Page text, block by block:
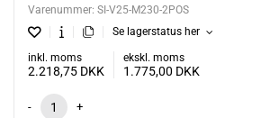
Varenummer: SI-V25-M230-2POS
Se lagerstatus her
inkl. moms
2.218,75 DKK
ekskl. moms
1.775,00 DKK
- +